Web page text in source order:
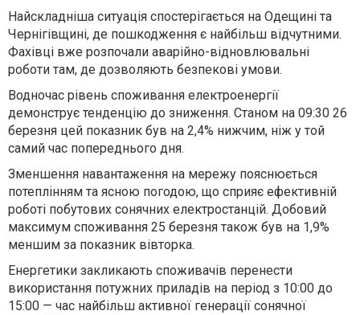
Найскладніша ситуація спостерігається на Одещині та
Чернігівщині, де пошкодження є найбільш відчутними.
Фахівці вже розпочали аварійно-відновлювальні
роботи там, де дозволяють безпекові умови.
Водночас рівень споживання електроенергії
демонструє тенденцію до зниження. Станом на 09:30 26
березня цей показник був на 2,4% нижчим, ніж у той
самий час попереднього дня.
Зменшення навантаження на мережу пояснюється
потеплінням та ясною погодою, що сприяє ефективній
роботі побутових сонячних електростанцій. Добовий
максимум споживання 25 березня також був на 1,9%
меншим за показник вівторка.
Енергетики закликають споживачів перенести
використання потужних приладів на період з 10:00 до
15:00 — час найбільш активної генерації сонячної